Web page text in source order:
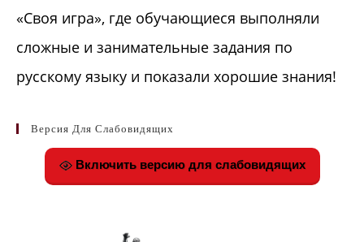
«Своя игра», где обучающиеся выполняли
сложные и занимательные задания по
русскому языку и показали хорошие знания!
Версия Для Слабовидящих
Включить версию для слабовидящих